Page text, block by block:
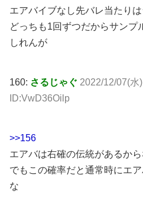
エアバイブなし先バレ当たり
どっちも1回ずつだからサンプ
しれんが
160: さるじゃぐ 2022/12/07(水
ID:VwD36Oilp
>>156
エアバは右確の伝統があるから
でもこの確率だと通常時にエ
な